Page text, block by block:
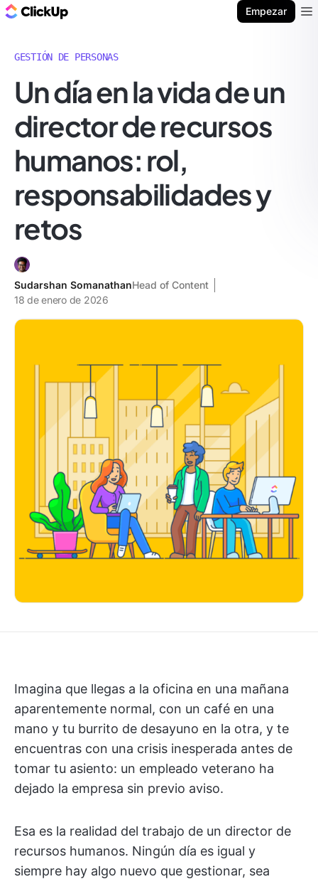
Empezar
GESTIÓN DE PERSONAS
Un día en la vida de un
director de recursos
humanos: rol,
responsabilidades y
retos
Sudarshan SomanathanHead of Content
18 de enero de 2026
Imagina que llegas a la oficina en una mañana
aparentemente normal, con un café en una
mano y tu burrito de desayuno en la otra, y te
encuentras con una crisis inesperada antes de
tomar tu asiento: un empleado veterano ha
dejado la empresa sin previo aviso.
Esa es la realidad del trabajo de un director de
recursos humanos. Ningún día es igual y
siempre hay algo nuevo que gestionar, sea